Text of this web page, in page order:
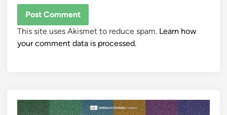
This site uses Akismet to reduce spam. Learn how
your comment data is processed.